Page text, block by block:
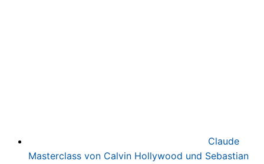
Claude
Masterclass von Calvin Hollywood und Sebastian